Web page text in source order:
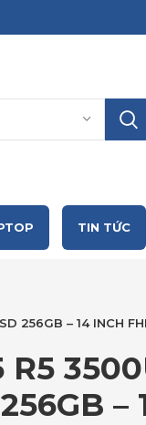
TIN TỨC
256GB – 14 INCH
–